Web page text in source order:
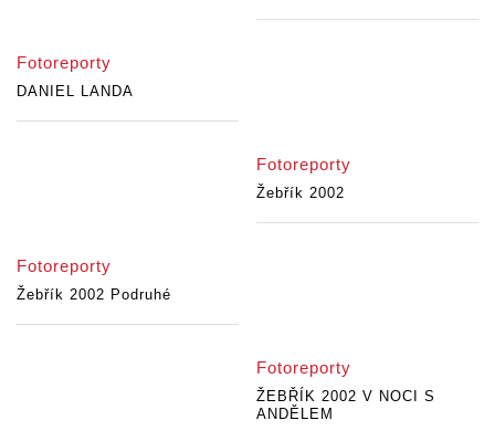
Fotoreporty
DANIEL LANDA
Fotoreporty
Žebřík 2002
Fotoreporty
Žebřík 2002 Podruhé
Fotoreporty
ŽEBŘÍK 2002 V NOCI S
ANDĚLEM